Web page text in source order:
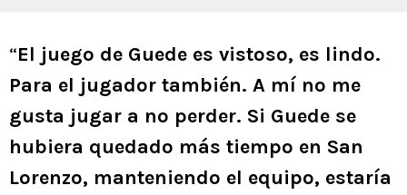
“El juego de Guede es vistoso, es lindo.
Para el jugador también. A mí no me
gusta jugar a no perder. Si Guede se
hubiera quedado más tiempo en San
Lorenzo, manteniendo el equipo, estaría